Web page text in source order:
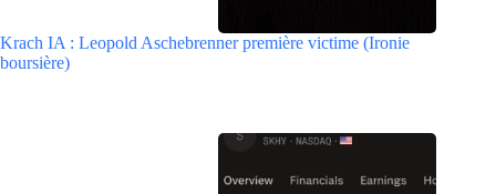
Krach IA : Leopold Aschebrenner première victime (Ironie
boursière)